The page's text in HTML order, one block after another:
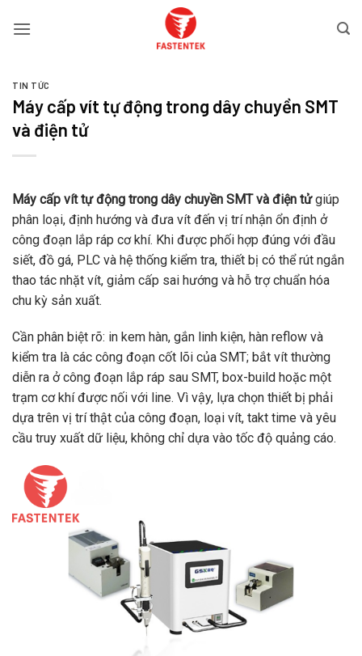
qua
TIN TỨC
Máy cấp vít tự động trong dây chuyền SMT
và điện tử
Máy cấp vít tự động trong dây chuyền SMT và điện tửgiúp
phân loại, định hướng và đưa vít đến vị trí nhận ổn định ở
công đoạn lắp ráp cơ khí. Khi được phối hợp đúng với đầu
siết, đồ gá, PLC và hệ thống kiểm tra, thiết bị có thể rút ngắn
thao tác nhặt vít, giảm cấp sai hướng và hỗ trợ chuẩn hóa
chu kỳ sản xuất.
Cần phân biệt rõ: in kem hàn, gắn linh kiện, hàn reflow và
kiểm tra là các công đoạn cốt lõi của SMT; bắt vít thường
diễn ra ở công đoạn lắp ráp sau SMT, box-build hoặc một
trạm cơ khí được nối với line. Vì vậy, lựa chọn thiết bị phải
dựa trên vị trí thật của công đoạn, loại vít, takt time và yêu
cầu truy xuất dữ liệu, không chỉ dựa vào tốc độ quảng cáo.